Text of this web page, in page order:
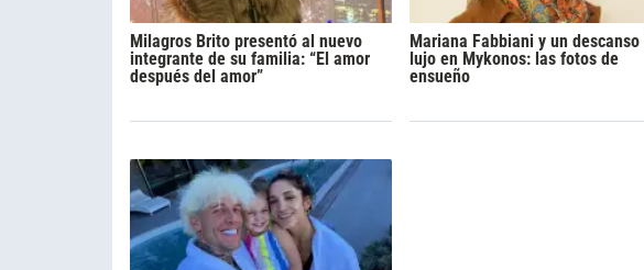
Milagros Brito presentó al nuevo
integrante de su familia: “El amor
después del amor”
Mariana Fabbiani y un descanso
lujo en Mykonos: las fotos de
ensueño